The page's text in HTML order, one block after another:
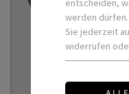
entscheiden,
werden
Sie jederzeit
widerrufen